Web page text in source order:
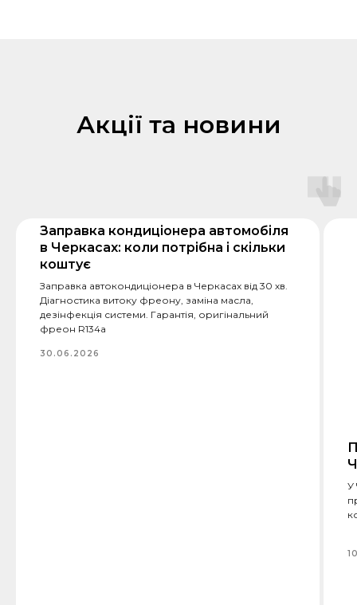
Акції та новини
Заправка кондиціонера автомобіля
в Черкасах: коли потрібна і скільки
коштує
Заправка автокондиціонера в Черкасах від 30 хв.
Діагностика витоку фреону, заміна масла,
дезінфекція системи. Гарантія, оригінальний
фреон R134a
30.06.2026
У